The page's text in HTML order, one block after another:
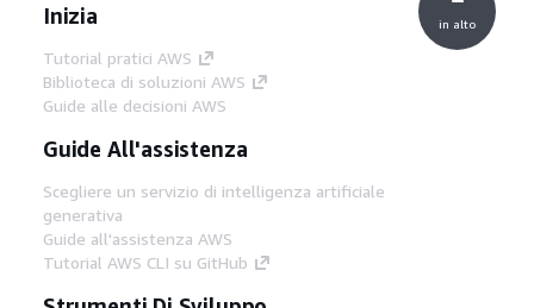
Inizia
Tutorial pratici AWS
Biblioteca di soluzioni AWS
Guide alle decisioni AWS
Guide All'assistenza
Scegliere un servizio di intelligenza artificiale
generativa
Guide all'assistenza AWS
Tutorial AWS CLI su GitHub
in alto